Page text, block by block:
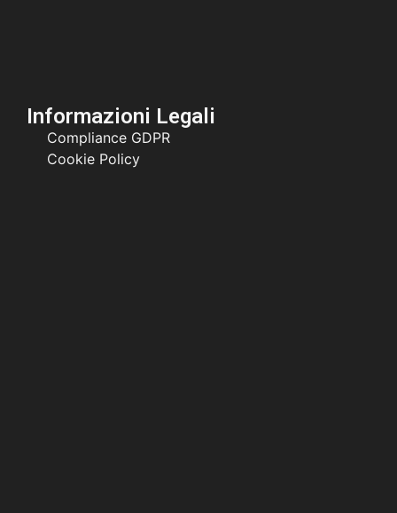
Informazioni Legali
Compliance GDPR
Cookie Policy